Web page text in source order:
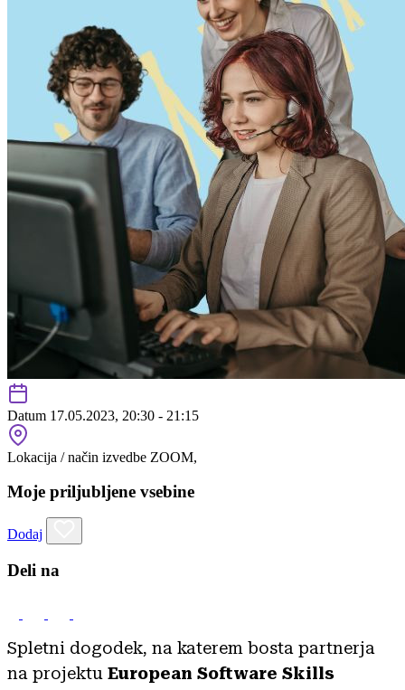
Datum 17.05.2023, 20:30 - 21:15
Lokacija / način izvedbe ZOOM,
Moje priljubljene vsebine
Dodaj
Deli na
Spletni dogodek, na katerem bosta partnerja
na projektu European Software Skills